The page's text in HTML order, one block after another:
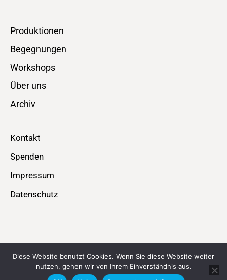
Produktionen
Begegnungen
Workshops
Über uns
Archiv
Kontakt
Spenden
Impressum
Datenschutz
Diese Website benutzt Cookies. Wenn Sie diese Website weiter
nutzen, gehen wir von Ihrem Einverständnis aus.